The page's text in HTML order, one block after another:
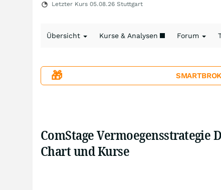
Letzter Kurs 05.08.26 Stuttgart
Übersicht Kurse & Analysen Forum
🎁
ComStage Vermoegensstrategie
Chart und Kurse